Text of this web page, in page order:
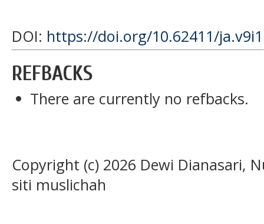
DOI: https://doi.org/10.62411/
REFBACKS
There are currently no refbacks.
Copyright (c) 2026 Dewi Dianasari,
siti muslichah